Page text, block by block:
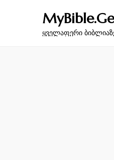
MyBible.Ge
ყველაფერი